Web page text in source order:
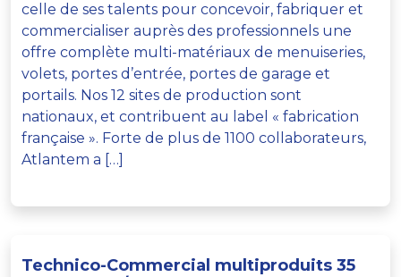
celle de ses talents pour concevoir, fabriquer et
commercialiser auprès des professionnels une
offre complète multi-matériaux de menuiseries,
volets, portes d’entrée, portes de garage et
portails. Nos 12 sites de production sont
nationaux, et contribuent au label « fabrication
française ». Forte de plus de 1100 collaborateurs,
Atlantem a […]
Technico-Commercial multiproduits 35